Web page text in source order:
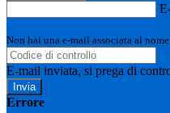
Non hai una e-mail associata al
E-mail inviata, si prega di
Errore